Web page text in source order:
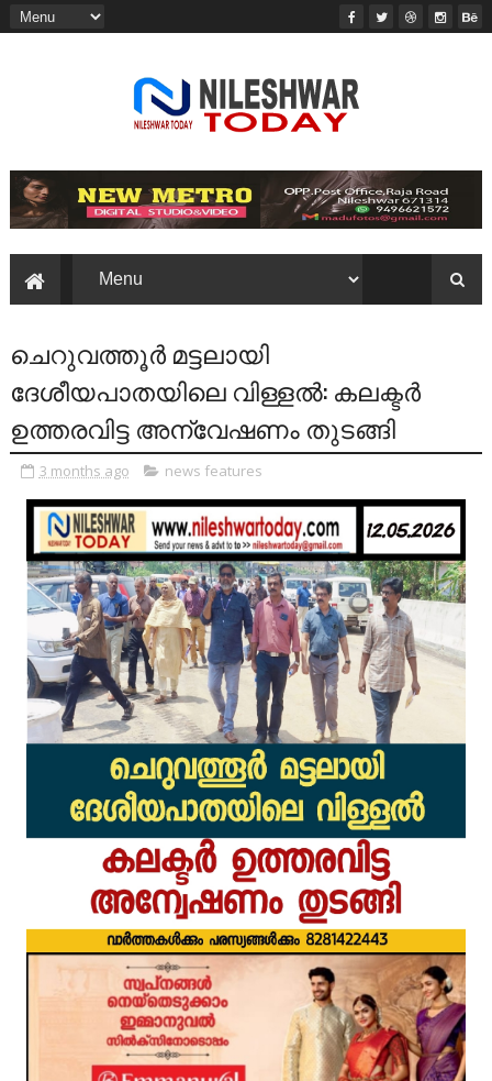
ചെറുവത്തൂർ മട്ടലായി
ദേശീയപാതയിലെ വിള്ളൽ: കലക്ടർ
ഉത്തരവിട്ട അന്വേഷണം തുടങ്ങി
3 months ago news features